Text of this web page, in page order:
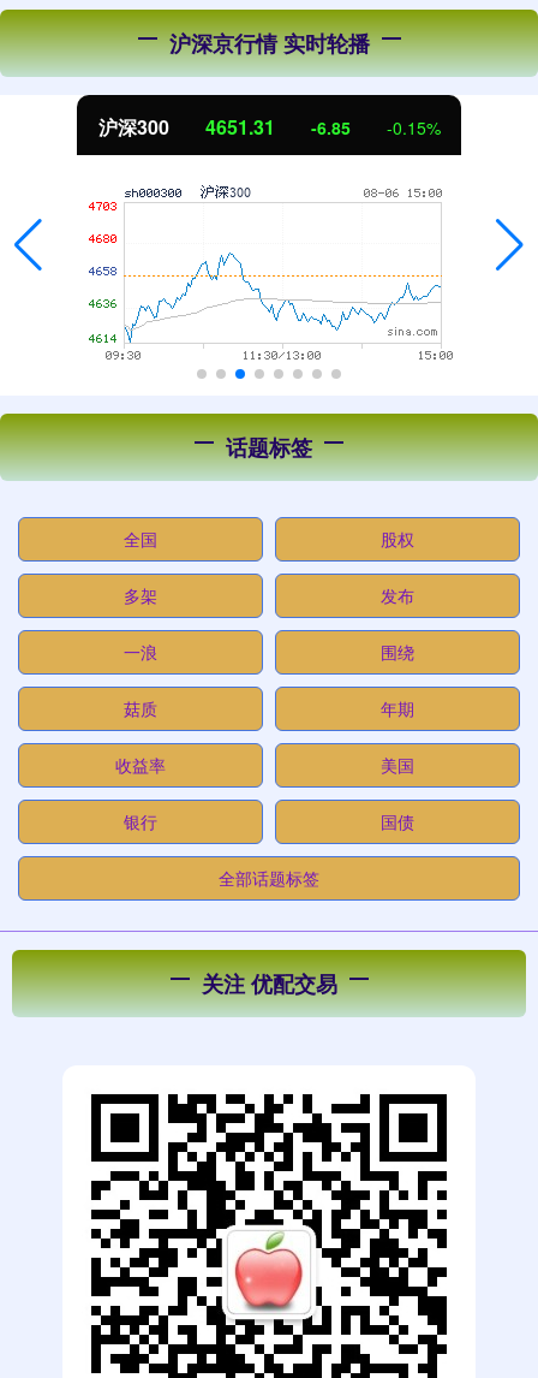
沪深京行情 实时轮播
沪深300 4651.31 -6.85 -0.15%
话题标签
全国 股权
多架 发布
一浪 围绕
菇质 年期
收益率 美国
银行 国债
全部话题标签
关注 优配交易